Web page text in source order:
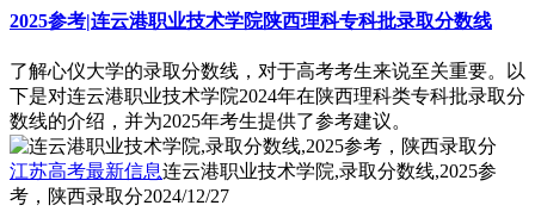
2025参考|连云港职业技术学院陕西理科专科批录取分数线
了解心仪大学的录取分数线，对于高考考生来说至关重要。以
下是对连云港职业技术学院2024年在陕西理科类专科批录取分
数线的介绍，并为2025年考生提供了参考建议。
江苏高考最新信息连云港职业技术学院,录取分数线,2025参
考，陕西录取分2024/12/27